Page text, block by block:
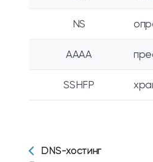
NS
AAAA
SSHFP
DNS-хостинг